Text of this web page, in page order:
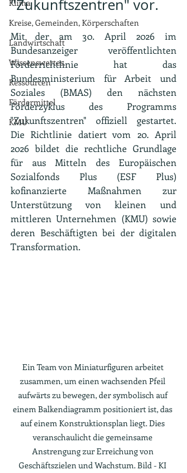
Klima
Kreise, Gemeinden, Körperschaften
Landwirtschaft
Wissenswertes.
Ressourcen
Fördermittel
KMU
"Zukunftszentren" vor.
Mit der am 30. April 2026 im
Bundesanzeiger veröffentlichten
Förderrichtlinie hat das
Bundesministerium für Arbeit und
Soziales (BMAS) den nächsten
Förderzyklus des Programms
"Zukunftszentren" offiziell gestartet.
Die Richtlinie datiert vom 20. April
2026 bildet die rechtliche Grundlage
für aus Mitteln des Europäischen
Sozialfonds Plus (ESF Plus)
kofinanzierte Maßnahmen zur
Unterstützung von kleinen und
mittleren Unternehmen (KMU) sowie
deren Beschäftigten bei der digitalen
Transformation.
Ein Team von Miniaturfiguren arbeitet
zusammen, um einen wachsenden Pfeil
aufwärts zu bewegen, der symbolisch auf
einem Balkendiagramm positioniert ist, das
auf einem Konstruktionsplan liegt. Dies
veranschaulicht die gemeinsame
Anstrengung zur Erreichung von
Geschäftszielen und Wachstum. Bild - KI